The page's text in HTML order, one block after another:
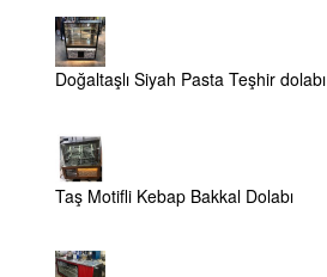
Doğaltaşlı Siyah Pasta Teşhir dolabı
Taş Motifli Kebap Bakkal Dolabı